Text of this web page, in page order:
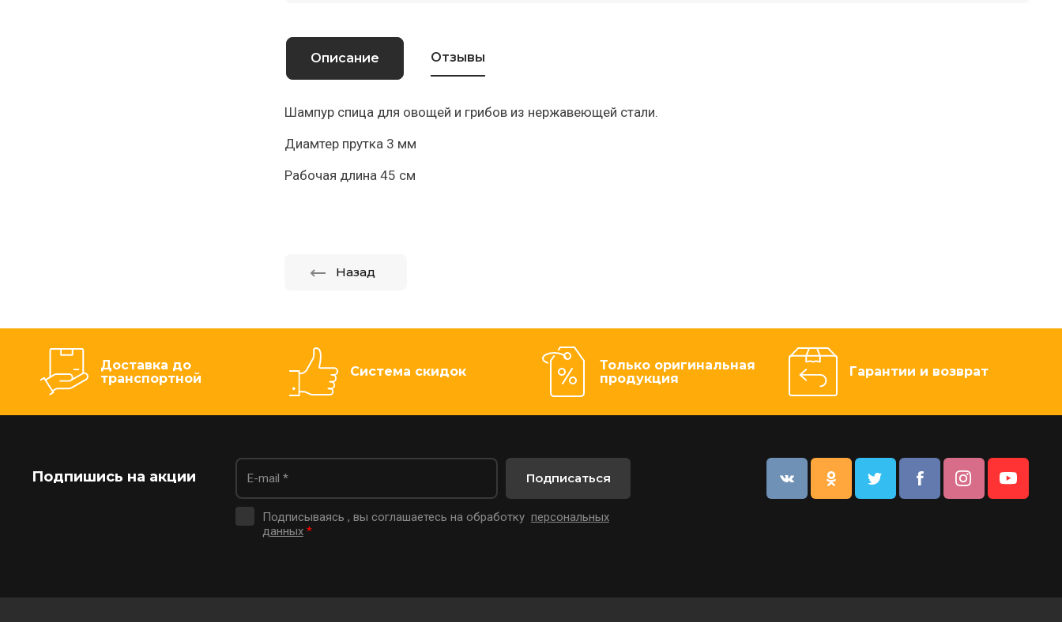
Описание Отзывы
Шампур спица для овощей и грибов из нержавеющей стали.
Диамтер прутка 3 мм
Рабочая длина 45 см
Назад
Доставка до
транспортной
Система скидок
Только оригинальная
продукция
Гарантии и возврат
Подпишись на акции
Подписываясь , вы соглашаетесь на обработку персональных
данных *
Подписаться